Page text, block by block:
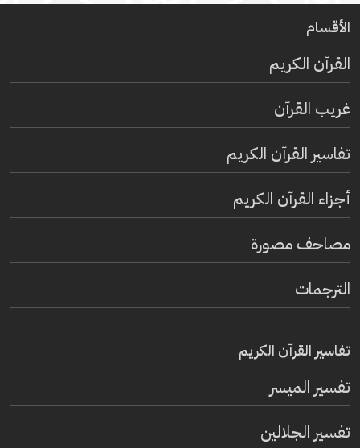
الأقسام
القرآن الكريم
غريب القرآن
تفاسير القرآن الكريم
أجزاء القرآن الكريم
مصاحف مصورة
الترجمات
تفاسير القرآن الكريم
تفسير المیسر
تفسير الجلالين